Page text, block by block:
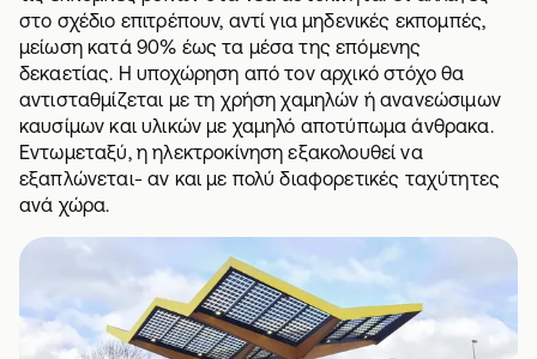
στο σχέδιο επιτρέπουν, αντί για μηδενικές εκπομπές,
μείωση κατά 90% έως τα μέσα της επόμενης
δεκαετίας. Η υποχώρηση από τον αρχικό στόχο θα
αντισταθμίζεται με τη χρήση χαμηλών ή ανανεώσιμων
καυσίμων και υλικών με χαμηλό αποτύπωμα άνθρακα.
Εντωμεταξύ, η ηλεκτροκίνηση εξακολουθεί να
εξαπλώνεται- αν και με πολύ διαφορετικές ταχύτητες
ανά χώρα.